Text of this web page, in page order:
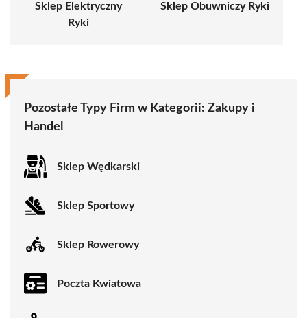
Sklep Elektryczny
Ryki
Sklep Obuwniczy Ryki
Pozostałe Typy Firm w Kategorii: Zakupy i
Handel
Sklep Wędkarski
Sklep Sportowy
Sklep Rowerowy
Poczta Kwiatowa